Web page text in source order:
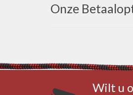
Onze
Wilt u